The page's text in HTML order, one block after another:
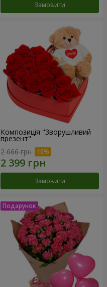
Замовити
Композиція "Зворушливий
презент"
2 666 грн
Замовити